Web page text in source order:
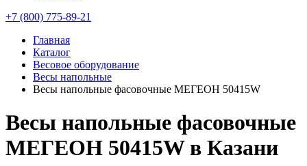
+7 (800) 775-89-21
Главная
Каталог
Весовое оборудование
Весы напольные
Весы напольные фасовочные МЕГЕОН 50415W
Весы напольные фасовочные
МЕГЕОН 50415W в Казани